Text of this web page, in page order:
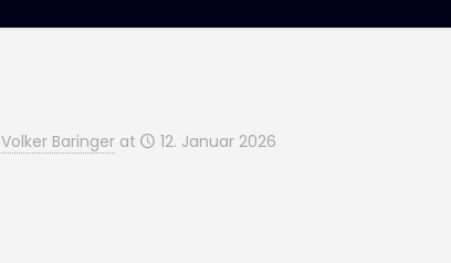
Volker Baringer at 12. Januar 2026